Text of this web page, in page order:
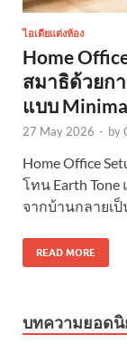
ไอเดียแต่งห้อง
Home
สมาธิด้วยก
แบบ
27 May 2026 - by
Home Office
โทน Earth
จากบ้านกลายเ
READ MORE
บทความยอด